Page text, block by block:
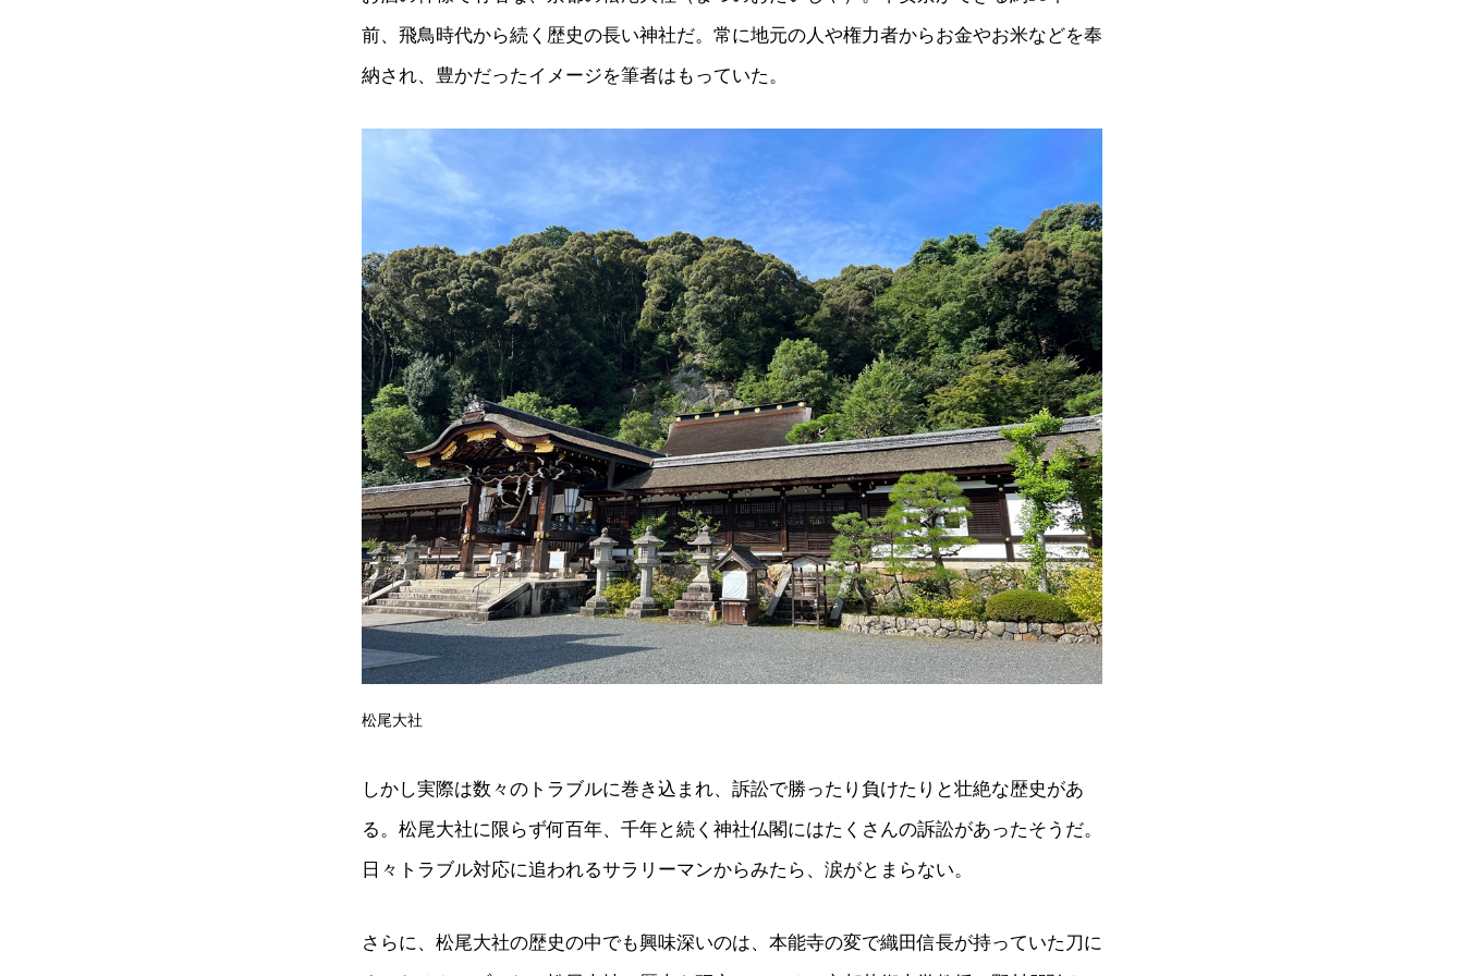
前、飛鳥時代から続く歴史の長い神社だ。常に地元の人や権力者からお金やお米などを奉
納され、豊かだったイメージを筆者はもっていた。
松尾大社
しかし実際は数々のトラブルに巻き込まれ、訴訟で勝ったり負けたりと壮絶な歴史があ
る。松尾大社に限らず何百年、千年と続く神社仏閣にはたくさんの訴訟があったそうだ。
日々トラブル対応に追われるサラリーマンからみたら、涙がとまらない。
さらに、松尾大社の歴史の中でも興味深いのは、本能寺の変で織田信長が持っていた刀に